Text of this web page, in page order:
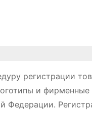
регистрации
и фирменные
Федерации.